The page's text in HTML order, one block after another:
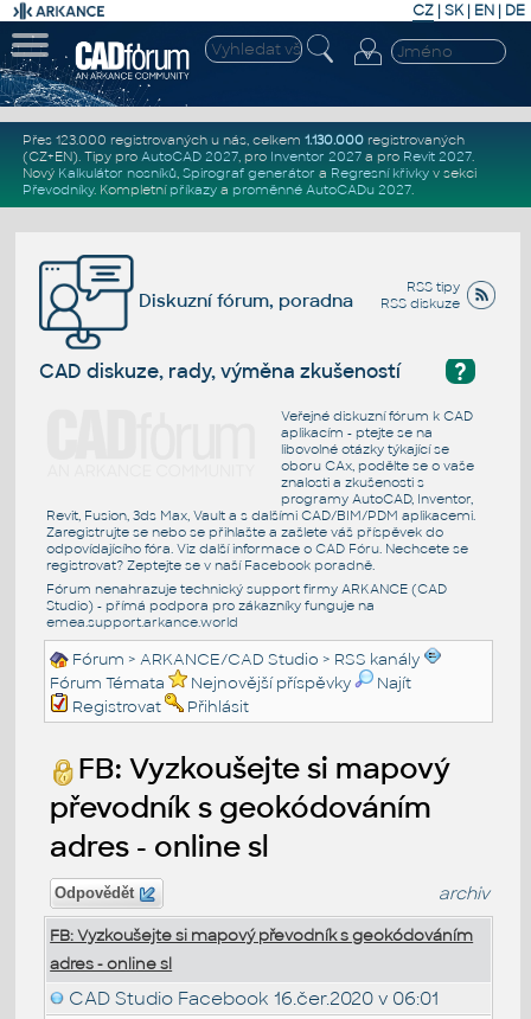
CZ | SK| EN | DE
Přes 123.000 registrovaných u nás, celkem 1.130.000registrovaných
(CZ+EN). Tipy pro AutoCAD 2027, pro Inventor 2027a pro Revit 2027.
Nový Kalkulátor nosníků, Spirograf generátor a Regresní křivkyv sekci
Převodníky. Kompletní příkazya proměnné AutoCADu 2027.
RSS tipy
RSS diskuze
Diskuzní fórum, poradna
?
CAD diskuze, rady, výměna zkušeností
Veřejné diskuzní fórum k CAD
aplikacím - ptejte se na
libovolné otázky týkající se
oboru CAx, podělte se o vaše
znalosti a zkušenosti s
programy AutoCAD, Inventor,
Revit, Fusion, 3ds Max, Vault a s dalšími CAD/BIM/PDM aplikacemi.
Zaregistrujte se nebo se přihlašte a zašlete váš příspěvek do
odpovídajícího fóra. Viz další informace o CAD Fóru. Nechcete se
registrovat? Zeptejte se v naší Facebook poradně.
Fórum nenahrazuje technický support firmy ARKANCE (CAD
Studio) - přímá podpora pro zákazníky funguje na
emea.support.arkance.world
Fórum >ARKANCE/CAD Studio > RSS kanály
Fórum Témata
Nejnovější příspěvky
Najít
Registrovat
Přihlásit
FB: Vyzkoušejte si mapový
převodník s geokódováním
adres - online sl
Odpovědět archiv
FB: Vyzkoušejte si mapový převodník s geokódováním
adres - online sl
CAD Studio Facebook 16.čer.2020 v 06:01